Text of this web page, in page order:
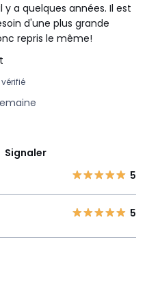
a quelques années. Il est
d'une plus grande
repris le même!
Signaler
5
5